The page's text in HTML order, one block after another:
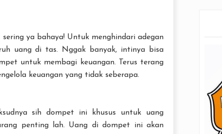
ya bahaya! Untuk menghindari adegan
uang di tas. Nggak banyak, intinya bisa
untuk membagi keuangan. Terus terang
keuangan yang tidak seberapa.
sih dompet ini khusus untuk uang
penting lah. Uang di dompet ini akan